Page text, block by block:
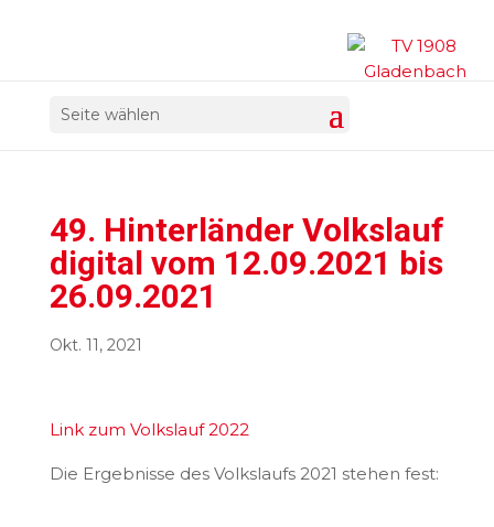
Seite wählen
49. Hinterländer Volkslauf
digital vom 12.09.2021 bis
26.09.2021
Okt. 11, 2021
Link zum Volkslauf 2022
Die Ergebnisse des Volkslaufs 2021 stehen fest: